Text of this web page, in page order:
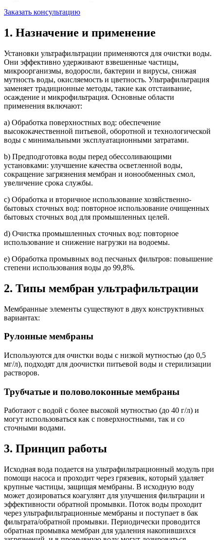
Заказать консультацию
1. Назначение и применение
Установки ультрафильтрации применяются для очистки воды.
Они эффективно удерживают взвешенные частицы,
микроорганизмы, водоросли, бактерии и вирусы, снижая
мутность воды, окисляемость и цветность. Ультрафильтрация
заменяет традиционные методы, такие как отстаивание,
осаждение и микрофильтрация. Основные области
применения включают:
a) Обработка поверхностных вод: обеспечение
высококачественной питьевой, оборотной и технологической
воды с минимальными эксплуатационными затратами.
b) Предподготовка воды перед обессоливающими
установками: улучшение качества осветленной воды,
сокращение загрязнения мембран и ионообменных смол,
увеличение срока службы.
c) Обработка и вторичное использование хозяйственно-
бытовых сточных вод: повторное использование очищенных
бытовых сточных вод для промышленных целей.
d) Очистка промышленных сточных вод: повторное
использование и снижение нагрузки на водоемы.
e) Обработка промывных вод песчаных фильтров: повышение
степени использования воды до 99,8%.
2. Типы мембран ультрафильтрации
Мембранные элементы существуют в двух конструктивных
вариантах:
Рулонные мембраны
Используются для очистки воды с низкой мутностью (до 0,5
мг/л), подходят для доочистки питьевой воды и стерилизации
растворов.
Трубчатые и половолоконные мембраны
Работают с водой с более высокой мутностью (до 40 г/л) и
могут использоваться как с поверхностными, так и со
сточными водами.
3. Принцип работы
Исходная вода подается на ультрафильтрационный модуль при
помощи насоса и проходит через грязевик, который удаляет
крупные частицы, защищая мембраны. В исходную воду
может дозироваться коагулянт для улучшения фильтрации и
эффективности обратной промывки. Поток воды проходит
через ультрафильтрационные мембраны и поступает в бак
фильтрата/обратной промывки. Периодически проводится
обратная промывка мембран для удаления накопившихся